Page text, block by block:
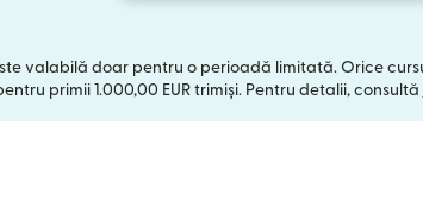
valabilă doar pentru o perioadă limitată. Orice
primii 1.000,00 EUR trimiși. Pentru detalii, consultă